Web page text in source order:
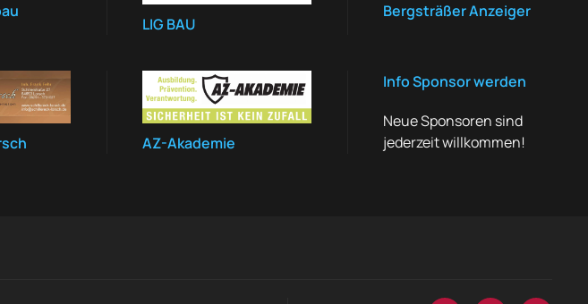
LIG BAU
Bergsträßer Anzeiger
AZ-Akademie
Info Sponsor werden
Neue Sponsoren sind
jederzeit willkommen!